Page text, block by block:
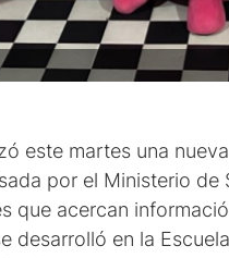
este martes una
por el Ministerio
que acercan
desarrolló en la